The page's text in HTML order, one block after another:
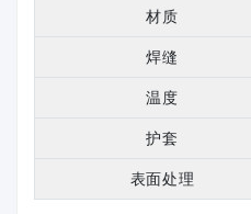
材质
焊缝
温度
护套
表面处理